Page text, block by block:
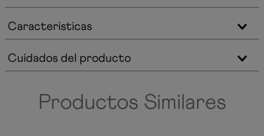
Caracteristicas
Cuidados del producto
Productos Similares